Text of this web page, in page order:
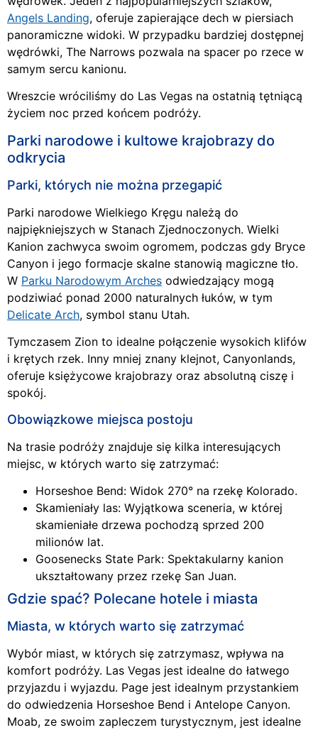
Angels Landing, oferuje zapierające dech w piersiach
panoramiczne widoki. W przypadku bardziej dostępnej
wędrówki, The Narrows pozwala na spacer po rzece w
samym sercu kanionu.
Wreszcie wróciliśmy do Las Vegas na ostatnią tętniącą
życiem noc przed końcem podróży.
Parki narodowe i kultowe krajobrazy do
odkrycia
Parki, których nie można przegapić
Parki narodowe Wielkiego Kręgu należą do
najpiękniejszych w Stanach Zjednoczonych. Wielki
Kanion zachwyca swoim ogromem, podczas gdy Bryce
Canyon i jego formacje skalne stanowią magiczne tło.
W Parku Narodowym Arches odwiedzający mogą
podziwiać ponad 2000 naturalnych łuków, w tym
Delicate Arch, symbol stanu Utah.
Tymczasem Zion to idealne połączenie wysokich klifów
i krętych rzek. Inny mniej znany klejnot, Canyonlands,
oferuje księżycowe krajobrazy oraz absolutną ciszę i
spokój.
Obowiązkowe miejsca postoju
Na trasie podróży znajduje się kilka interesujących
miejsc, w których warto się zatrzymać:
Horseshoe Bend: Widok 270° na rzekę Kolorado.
Skamieniały las: Wyjątkowa sceneria, w której
skamieniałe drzewa pochodzą sprzed 200
milionów lat.
Goosenecks State Park: Spektakularny kanion
ukształtowany przez rzekę San Juan.
Gdzie spać? Polecane hotele i miasta
Miasta, w których warto się zatrzymać
Wybór miast, w których się zatrzymasz, wpływa na
komfort podróży. Las Vegas jest idealne do łatwego
przyjazdu i wyjazdu. Page jest idealnym przystankiem
do odwiedzenia Horseshoe Bend i Antelope Canyon.
Moab, ze swoim zapleczem turystycznym, jest idealne